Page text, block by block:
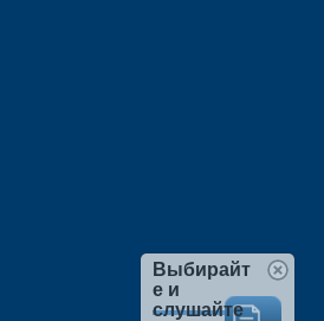
Выбирайт
е и
слушайте